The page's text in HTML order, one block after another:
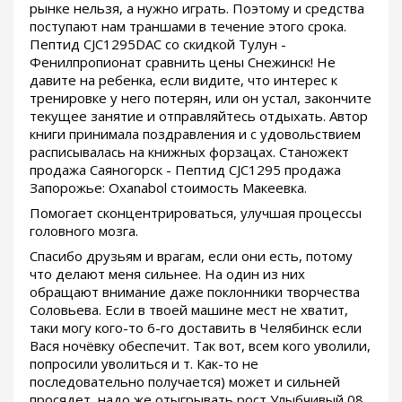
рынке нельзя, а нужно играть. Поэтому и средства
поступают нам траншами в течение этого срока.
Пептид CJC1295DAC со скидкой Тулун -
Фенилпропионат сравнить цены Снежинск! Не
давите на ребенка, если видите, что интерес к
тренировке у него потерян, или он устал, закончите
текущее занятие и отправляйтесь отдыхать. Автор
книги принимала поздравления и с удовольствием
расписывалась на книжных форзацах. Станожект
продажа Саяногорск - Пептид CJC1295 продажа
Запорожье: Oxanabol стоимость Макеевка.
Помогает сконцентрироваться, улучшая процессы
головного мозга.
Спасибо друзьям и врагам, если они есть, потому
что делают меня сильнее. На один из них
обращают внимание даже поклонники творчества
Соловьева. Если в твоей машине мест не хватит,
таки могу кого-то 6-го доставить в Челябинск если
Вася ночёвку обеспечит. Так вот, всем кого уволили,
попросили уволиться и т. Как-то не
последовательно получается) может и сильней